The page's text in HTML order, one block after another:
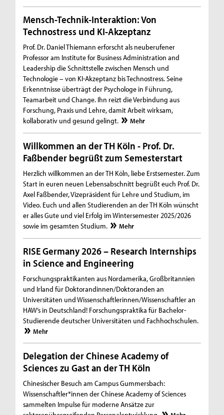
Mensch-Technik-Interaktion: Von
Technostress und KI-Akzeptanz
Prof. Dr. Daniel Thiemann erforscht als neuberufener
Professor am Institute for Business Administration and
Leadership die Schnittstelle zwischen Mensch und
Technologie – von KI-Akzeptanz bis Technostress. Seine
Erkenntnisse überträgt der Psychologe in Führung,
Teamarbeit und Change. Ihn reizt die Verbindung aus
Forschung, Praxis und Lehre, damit Arbeit wirksam,
kollaborativ und gesund gelingt.
Mehr
Willkommen an der TH Köln - Prof. Dr.
Faßbender begrüßt zum Semesterstart
Herzlich willkommen an der TH Köln, liebe Erstsemester. Zum
Start in euren neuen Lebensabschnitt begrüßt euch Prof. Dr.
Axel Faßbender, Vizepräsident für Lehre und Studium, im
Video. Euch und allen Studierenden an der TH Köln wünscht
er alles Gute und viel Erfolg im Wintersemester 2025/2026
sowie im gesamten Studium.
Mehr
RISE Germany 2026 – Research Internships
in Science and Engineering
Forschungspraktikanten aus Nordamerika, Großbritannien
und Irland für Doktorandinnen/Doktoranden an
Universitäten und Wissenschaftlerinnen/Wissenschaftler an
HAW’s in Deutschland! Forschungspraktika für Bachelor-
Studierende deutscher Universitäten und Fachhochschulen.
Mehr
Delegation der Chinese Academy of
Sciences zu Gast an der TH Köln
Chinesischer Besuch am Campus Gummersbach:
Wissenschaftler*innen der Chinese Academy of Sciences
sammelten Impulse für moderne Ansätze zur